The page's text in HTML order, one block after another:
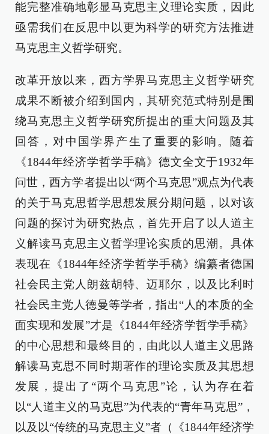
能完整准确地彰显马克思主义理论实质，因此
亟需我们在反思中以更为科学的研究方法推进
马克思主义哲学研究。
改革开放以来，西方学界马克思主义哲学研究
成果不断被介绍到国内，其研究范式特别是围
绕马克思主义哲学研究所提出的重大问题及其
回答，对中国学界产生了重要的影响。随着
《1844年经济学哲学手稿》德文全文于1932年
问世，西方学者提出以“两个马克思”观点为代表
的关于马克思哲学思想发展分期问题，以对该
问题的探讨为研究热点，首先开启了以人道主
义解读马克思主义哲学理论实质的思潮。具体
表现在《1844年经济学哲学手稿》编纂者德国
社会民主党人朗兹胡特、迈耶尔，以及比利时
社会民主党人德曼等学者，指出“人的本质的全
面实现和发展”才是《1844年经济学哲学手稿》
的中心思想和最终目的，由此以人道主义思路
解读马克思不同时期著作的理论实质及其思想
发展，提出了“两个马克思”论，认为存在着
以“人道主义的马克思”为代表的“青年马克思”，
以及以“传统的马克思主义”者（《1844年经济学